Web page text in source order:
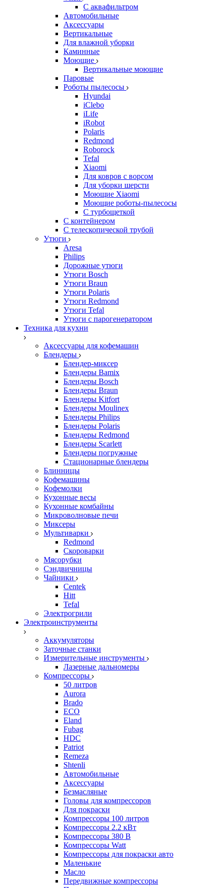
С аквафильтром
Автомобильные
Аксессуары
Вертикальные
Для влажной уборки
Каминные
Моющие
Вертикальные моющие
Паровые
Роботы пылесосы
Hyundai
iClebo
iLife
iRobot
Polaris
Redmond
Roborock
Tefal
Xiaomi
Для ковров с ворсом
Для уборки шерсти
Моющие Xiaomi
Моющие роботы-пылесосы
С турбощеткой
С контейнером
С телескопической трубой
Утюги
Aresa
Philips
Дорожные утюги
Утюги Bosch
Утюги Braun
Утюги Polaris
Утюги Redmond
Утюги Tefal
Утюги с парогенератором
Техника для кухни
Аксессуары для кофемашин
Блендеры
Блендер-миксер
Блендеры Bamix
Блендеры Bosch
Блендеры Braun
Блендеры Kitfort
Блендеры Moulinex
Блендеры Philips
Блендеры Polaris
Блендеры Redmond
Блендеры Scarlett
Блендеры погружные
Стационарные блендеры
Блинницы
Кофемашины
Кофемолки
Кухонные весы
Кухонные комбайны
Микроволновые печи
Миксеры
Мультиварки
Redmond
Скороварки
Мясорубки
Сэндвичницы
Чайники
Centek
Hitt
Tefal
Электрогрили
Электроинструменты
Аккумуляторы
Заточные станки
Измерительные инструменты
Лазерные дальномеры
Компрессоры
50 литров
Aurora
Brado
ECO
Eland
Fubag
HDC
Patriot
Remeza
Shtenli
Автомобильные
Аксессуары
Безмасляные
Головы для компрессоров
Для покраски
Компрессоры 100 литров
Компрессоры 2.2 кВт
Компрессоры 380 В
Компрессоры Watt
Компрессоры для покраски авто
Маленькие
Масло
Передвижные компрессоры